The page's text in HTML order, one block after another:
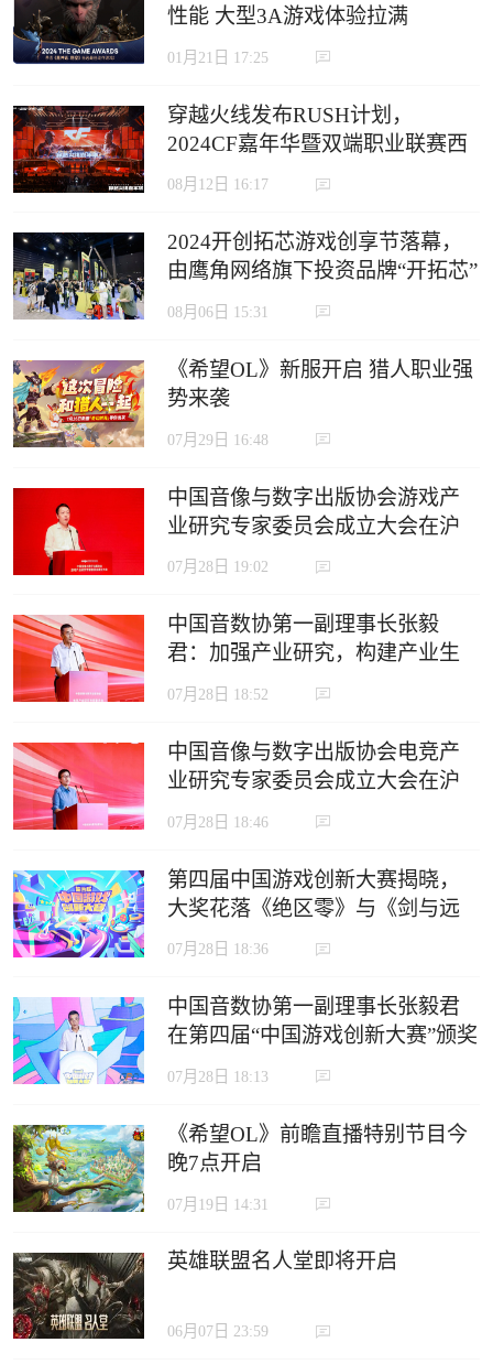
性能 大型3A游戏体验拉满
01月21日 17:25
穿越火线发布RUSH计划，
2024CF嘉年华暨双端职业联赛西
安收官
08月12日 16:17
2024开创拓芯游戏创享节落幕，
由鹰角网络旗下投资品牌“开拓芯”
举办
08月06日 15:31
《希望OL》新服开启 猎人职业强
势来袭
07月29日 16:48
中国音像与数字出版协会游戏产
业研究专家委员会成立大会在沪
召开
07月28日 19:02
中国音数协第一副理事长张毅
君：加强产业研究，构建产业生
态，推动电竞产业高质量发展
07月28日 18:52
中国音像与数字出版协会电竞产
业研究专家委员会成立大会在沪
召开
07月28日 18:46
第四届中国游戏创新大赛揭晓，
大奖花落《绝区零》与《剑与远
征：启程》
07月28日 18:36
中国音数协第一副理事长张毅君
在第四届“中国游戏创新大赛”颁奖
典礼上的致辞
07月28日 18:13
《希望OL》前瞻直播特别节目今
晚7点开启
07月19日 14:31
英雄联盟名人堂即将开启
06月07日 23:59